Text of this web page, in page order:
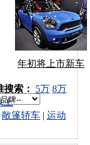
年初将上市新车
索：
搜索： 5万 8万
上
敞篷轿车 | 运动